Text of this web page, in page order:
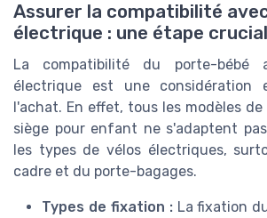
Assurer la compatibilité
électrique : une étape
La compatibilité du porte-bébé
électrique est une considération
l'achat. En effet, tous les modèles
siège pour enfant ne s'adaptent
les types de vélos électriques,
cadre et du porte-bagages.
Types de fixation :La fixation